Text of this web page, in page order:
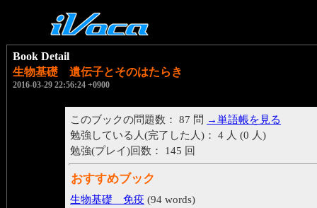
Book Detail
生物基礎 遺伝子とそのはたらき
2016-03-29 22:56:24 +0900
このブックの問題数： 87 問 →単語帳を見る
勉強している人(完了した人)： 4 人 (0 人)
勉強(プレイ)回数： 145 回
おすすめブック
生物基礎 免疫 (94 words)